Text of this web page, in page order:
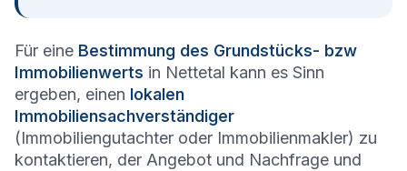
Für eine Bestimmung des Grundstücks- bzw
Immobilienwerts in Nettetal kann es Sinn
ergeben, einen lokalen
Immobiliensachverständiger
(Immobiliengutachter oder Immobilienmakler) zu
kontaktieren, der Angebot und Nachfrage und